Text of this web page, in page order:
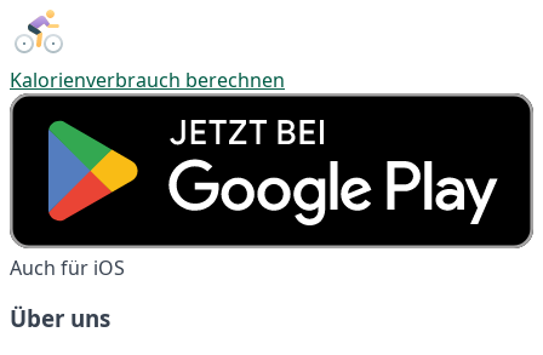
Kalorienverbrauch berechnen
Auch für iOS
Über uns